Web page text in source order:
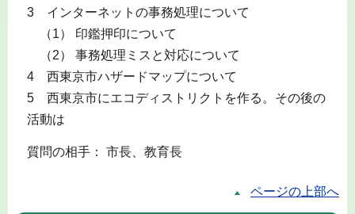
3 インターネットの事務処理について
（1） 印鑑押印について
（2） 事務処理ミスと対応について
4 西東京市ハザードマップについて
5 西東京市にエコディストリクトを作る。その後の
活動は
質問の相手： 市長、教育長
ページの上部へ